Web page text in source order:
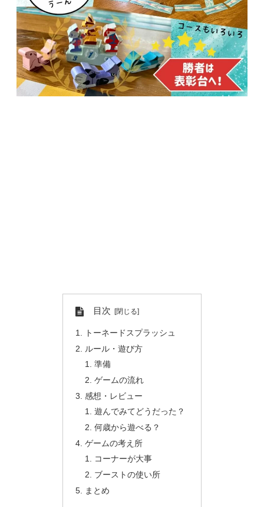
目次
トーネードスプラッシュ
ルール・遊び方
準備
ゲームの流れ
感想・レビュー
遊んでみてどうだった？
何歳から遊べる？
ゲームの考え所
コーナーが大事
ブーストの使い所
まとめ